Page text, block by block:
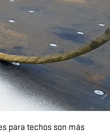
para techos son más